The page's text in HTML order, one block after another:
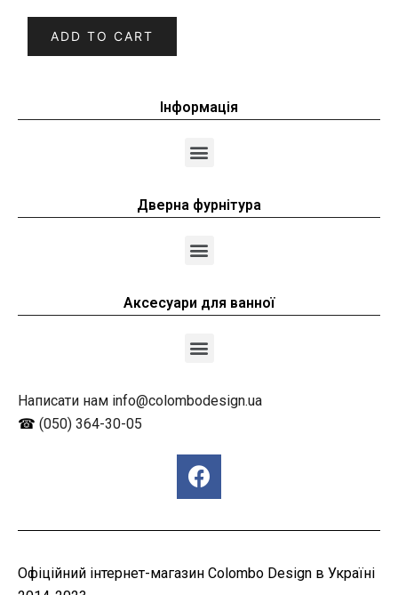
ADD TO CART
Інформація
Дверна фурнітура
Аксесуари для ванної
Написати нам info@colombodesign.ua
☎ (050) 364-30-05
Офіційний інтернет-магазин Colombo Design в Україні